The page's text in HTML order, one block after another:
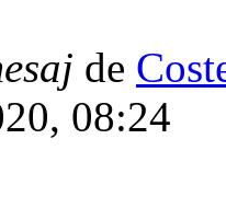
de
08:24